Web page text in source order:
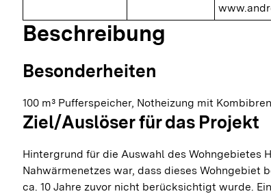
Beschreibung
Besonderheiten
100 m³ Pufferspeicher, Notheizung mit
Ziel/Auslöser für das Projekt
Hintergrund für die Auswahl des Wohngebietes
Nahwärmenetzes war, dass dieses Wohngebiet
ca. 10 Jahre zuvor nicht berücksichtigt wurde.